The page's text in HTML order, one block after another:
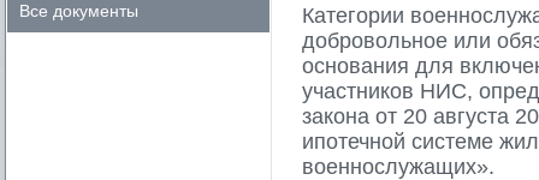
Все документы
Категории
добровольное или
основания для
участников НИС,
закона от 20 августа
ипотечной системе
военнослужащих».